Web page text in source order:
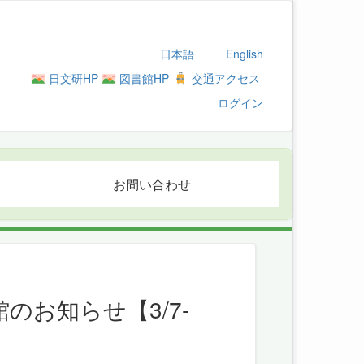
日本語｜ English
日文研HP
図書館HP
交通アクセス
ログイン
お問い合わせ
のお知らせ【3/7-